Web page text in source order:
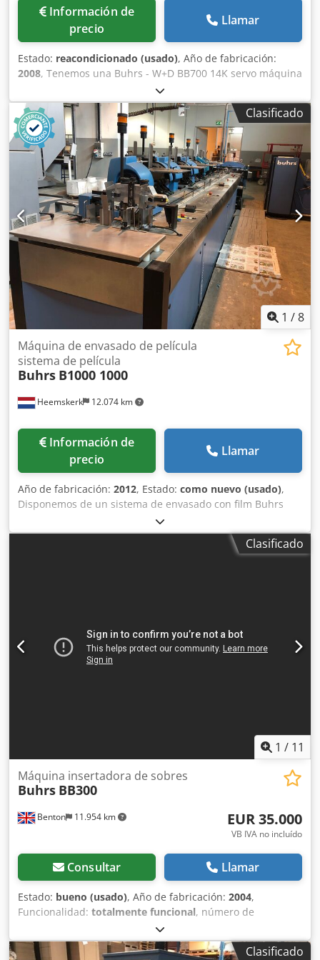
Información de
precio
Llamar
Estado: reacondicionado (usado), Año de fabricación:
2008, Tenemos una Buhrs - W+D BB700 14K servo máquina
de inserción disponible. La máquina está en buenas
condiciones y está equipada con el software BSC 3.0. BSC
3.0 es la última plataforma de software del fabricante
W+D. ¡La máquina está lista para la demostración! ¡Otros
alimentadores y la cámara es opcional posible! Crsdpfx
Apsq Eg Iaomjf Año de construcción: 2008 Configuración: -
6 estaciones base - 4x alimentador rotativo RF2 - 1x
alimentador de fricción de vacío - Compartimento de
descarga - Cargador automático Estación de transferencia
- Cinta de descarga Opcional: - Otros alimentadores
Formatos de sobre: - mín. 105 × 162 mm C6/DL - máx. 250 ×
353 mm B4 Formatos de producto: - mín. 80 × 105 mm A6 -
máx. 229 × 324 mm C4 Grosor del producto - 3 mm para el
alimentador rotativo - 15 mm para el alimentador de
vacío/fricción - 80 g/m 14.000 ciclos por hora
Clasificado
1 /8
Heemskerk 12.074 km
Máquina de envasado de película
sistema de película
Buhrs B1000 1000
Información de
precio
Llamar
Año de fabricación: 2012, Estado: como nuevo (usado),
Disponemos de un sistema de envasado con film Buhrs
1000. Año de fabricación: 2013. Opcionalmente, esta
máquina también puede adaptarse para el envasado con
papel, según lo especifica el fabricante Buhrs. La máquina
CONFIGURACIÓN 1 Alimentador principal Buhrs 1000, tipo
alimentador deslizante 1 Estación base maestra Buhrs
1000 4 Alimentadores rotatorios Buhrs 1000 1 Módulo
Clasificado
1 / 11
Benton 11.954 km
Máquina insertadora de sobres
Buhrs BB300
EUR 35.000
VB IVA no incluído
Consultar Llamar
Estado: bueno (usado), Año de fabricación: 2004,
Funcionalidad: totalmente funcional, número de
, 2004 Buhrs BB300 Máquina
Ensobradora (con sistema frontal Intelmail VAF) Nº de
serie: 200145 Modelo de 8 estaciones actualmenteClasificado